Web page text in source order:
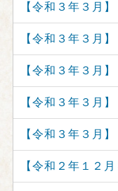
【令和３年３
【令和３年３
【令和３年３
【令和３年３
【令和３年３
【令和２年１２